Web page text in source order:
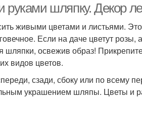
руками шляпку. Декор
живыми цветами и листьями.
Если на даче цветут
освежив образ!
видов цветов.
сзади, сбоку или по всему
украшением шляпы. Цветы и